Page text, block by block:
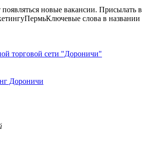
новые вакансии. Присылать
ПермьКлючевые слова в
торговой сети "Дороничи"
Дороничи